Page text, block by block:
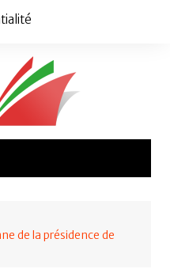
de la présidence de